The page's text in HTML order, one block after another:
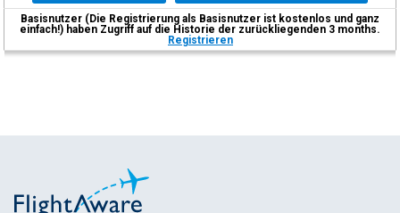
Basisnutzer (Die Registrierung als Basisnutzer ist kostenlos und ganz
einfach!) haben Zugriff auf die Historie der zurückliegenden 3 months.
Registrieren